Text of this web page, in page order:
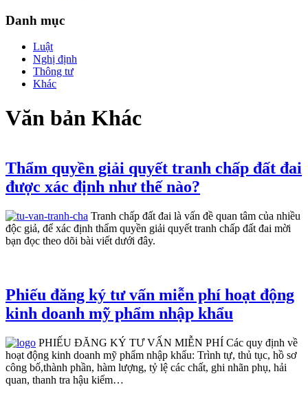
Danh mục
Luật
Nghị định
Thông tư
Khác
Văn bản Khác
Thẩm quyền giải quyết tranh chấp đất đai
được xác định như thế nào?
Tranh chấp đất đai là vấn đề quan tâm của nhiều
độc giả, để xác định thẩm quyền giải quyết tranh chấp đất đai mời
bạn đọc theo dõi bài viết dưới đây.
Phiếu đăng ký tư vấn miễn phí hoạt động
kinh doanh mỹ phẩm nhập khẩu
PHIẾU ĐĂNG KÝ TƯ VẤN MIỄN PHÍ Các quy định về
hoạt động kinh doanh mỹ phẩm nhập khẩu: Trình tự, thủ tục, hồ sơ
công bố,thành phần, hàm lượng, tỷ lệ các chất, ghi nhãn phụ, hải
quan, thanh tra hậu kiểm…